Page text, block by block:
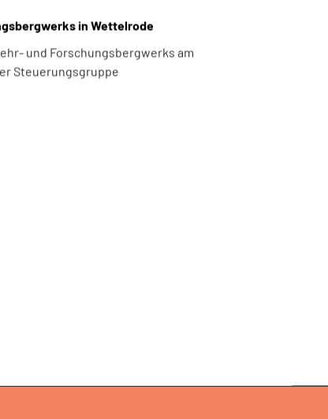
in Wettelrode
und Forschungsbergwerks am
Steuerungsgruppe